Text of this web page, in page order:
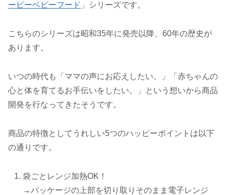
ーピーベビーフード 」シリーズです。
こちらのシリーズは昭和35年に発売以降、60年の歴史が
あります。
いつの時代も「ママの声にお応えしたい。」「赤ちゃんの
心と体を育てるお手伝いをしたい。」という想いから商品
開発を行なってきたそうです。
商品の特徴としてうれしい5つのハッピーポイントは以下
の通りです。
袋ごとレンジ加熱OK！
→パッケージの上部を切り取りそのまま電子レンジ